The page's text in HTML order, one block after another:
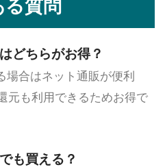
質問
どちらがお得？
場合はネット通販が便利
元も利用できるためお得で
も買える？